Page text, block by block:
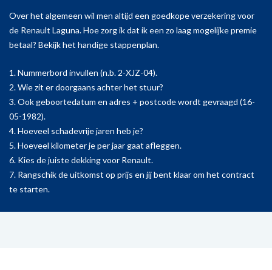
Over het algemeen wil men altijd een goedkope verzekering voor
de Renault Laguna. Hoe zorg ik dat ik een zo laag mogelijke premie
betaal? Bekijk het handige stappenplan.
1. Nummerbord invullen (n.b. 2-XJZ-04).
2. Wie zit er doorgaans achter het stuur?
3. Ook geboortedatum en adres + postcode wordt gevraagd (16-
05-1982).
4. Hoeveel schadevrije jaren heb je?
5. Hoeveel kilometer je per jaar gaat afleggen.
6. Kies de juiste dekking voor Renault.
7. Rangschik de uitkomst op prijs en jij bent klaar om het contract
te starten.